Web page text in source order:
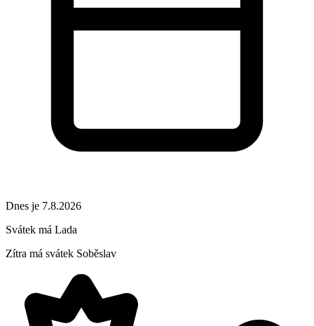
Dnes je 7.8.2026
Svátek má Lada
Zítra má svátek Soběslav